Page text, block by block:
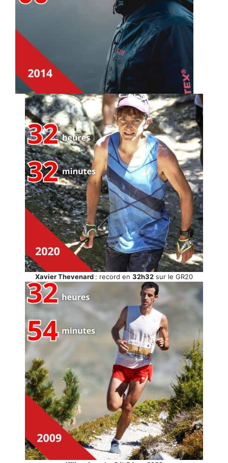
Xavier Thevenard : record en 32h32 sur le GR20